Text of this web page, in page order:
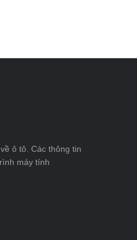
ô tô. Các thông tin
máy tính